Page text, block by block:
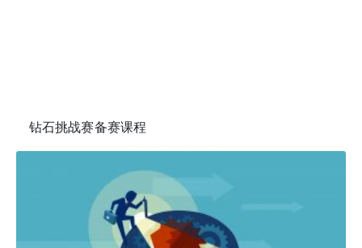
钻石挑战赛备赛课程